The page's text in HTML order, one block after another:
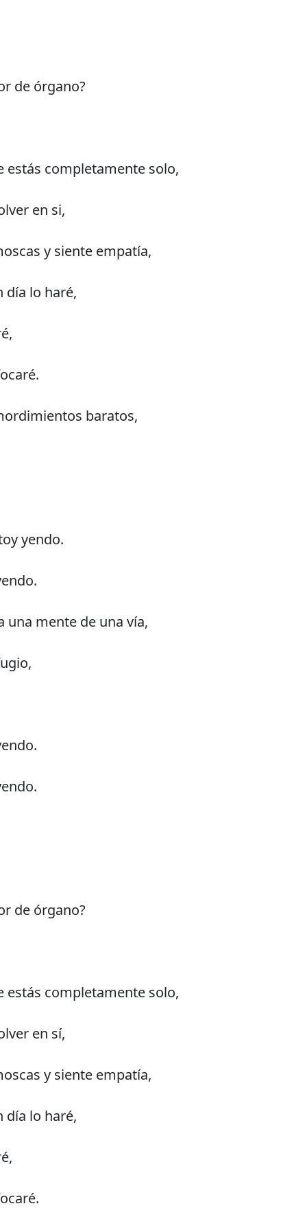
de órgano?
estás completamente solo,
en si,
y siente empatía,
día lo haré,
baratos,
yendo.
una mente de una vía,
de órgano?
estás completamente solo,
en sí,
y siente empatía,
día lo haré,